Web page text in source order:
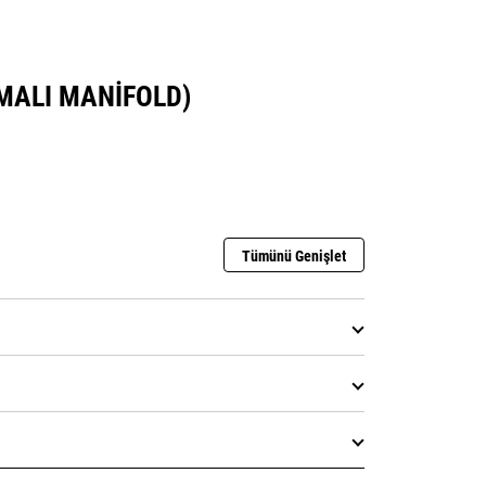
MANIFOLD)
Tümünü Genişlet